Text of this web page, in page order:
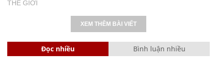
THẾ GIỚI
XEM THÊM BÀI VIẾT
Đọc nhiều Bình luận nhiều